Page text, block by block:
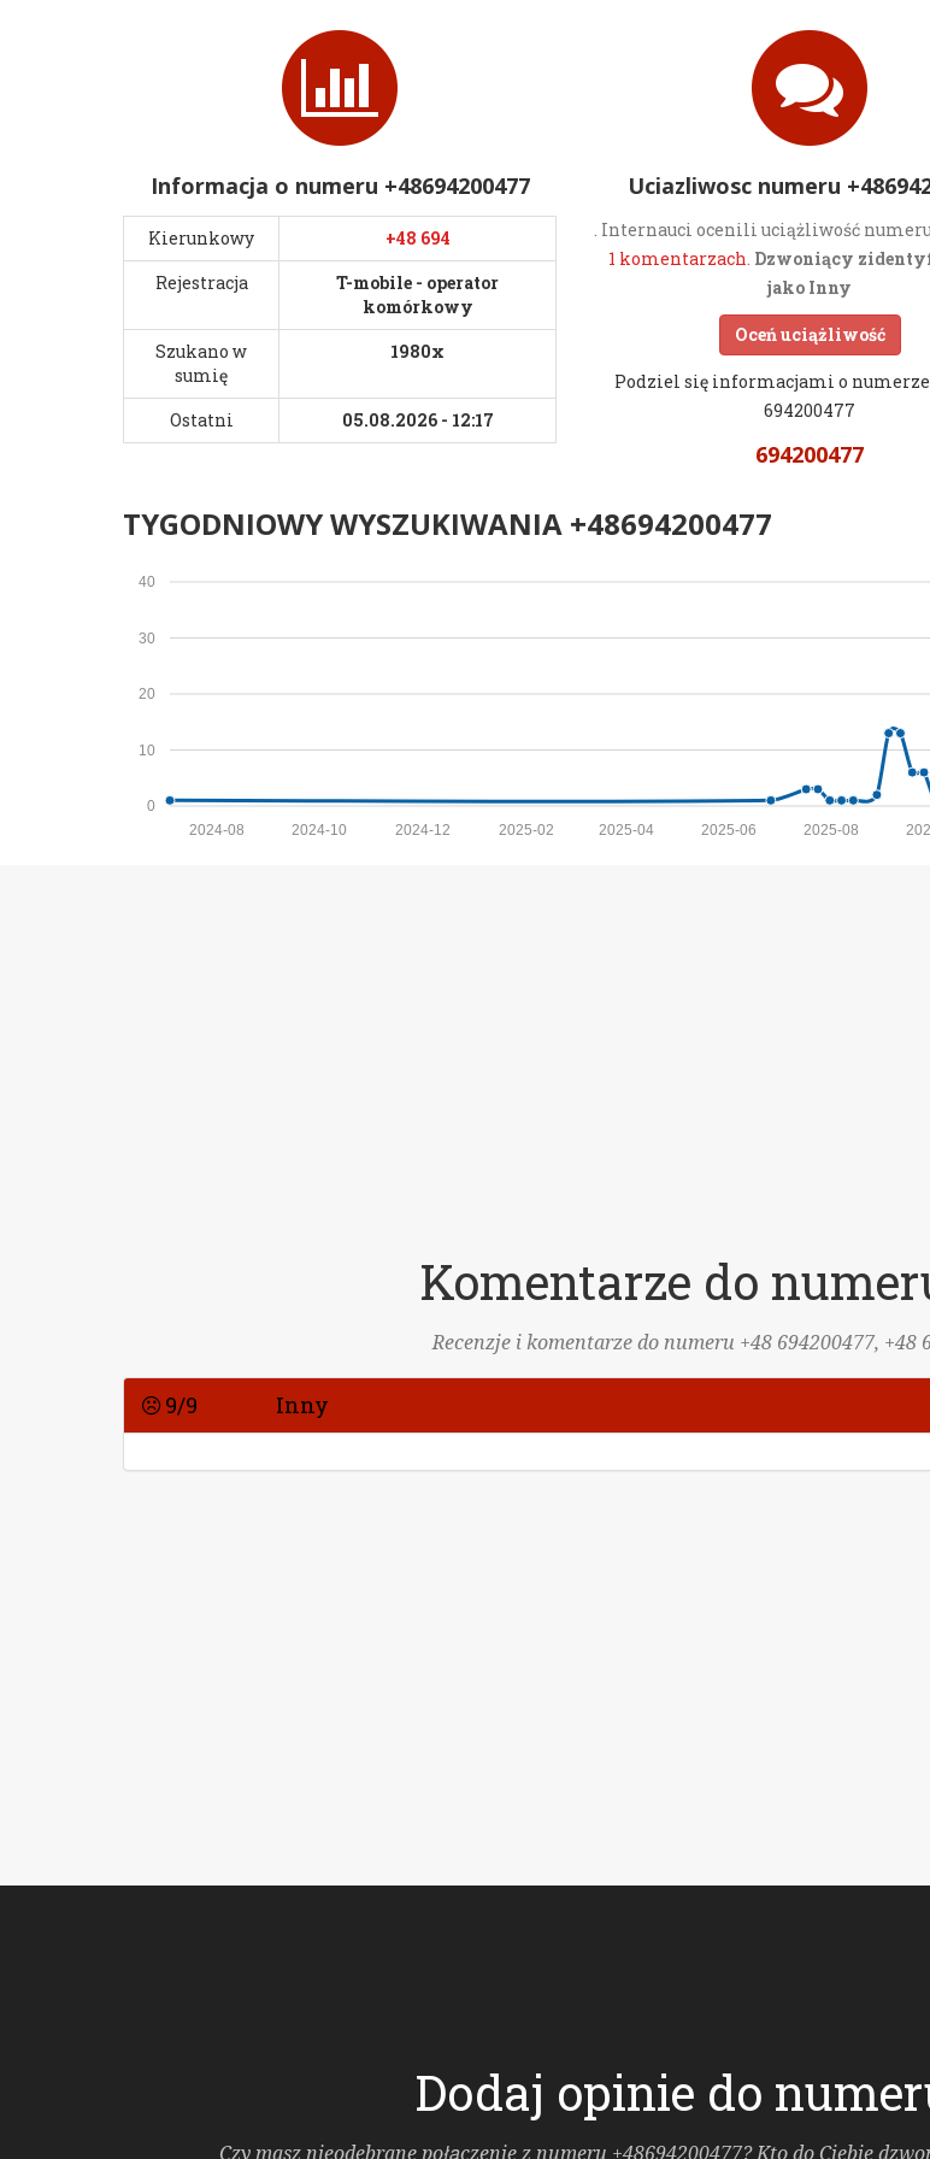
Informacja o numeru +48694200477
Kierunkowy
+48 694
Rejestracja
T-mobile - operator
komórkowy
Szukano w
sumię
1980x
Ostatni 05.08.2026 - 12:17
Uciazliwosc numeru
. Internauci ocenili uciążliwość
1 komentarzach. Dzwoniący
jako Inny
Oceń uciążliwość
Podziel się informacjami o
694200477
694200477
TYGODNIOWY WYSZUKIWANIA +48694200477
0
10
20
30
40
2025-08
2025-06
2025-04
2025-02
2024-12
2024-10
2024-08
Komentarze do
Recenzje i komentarze do numeru +48 694200477, +48
9/9 Inny
Dodaj opinie do
Czy masz nieodebrane połączenie z numeru +48694200477? Kto do Ciebie